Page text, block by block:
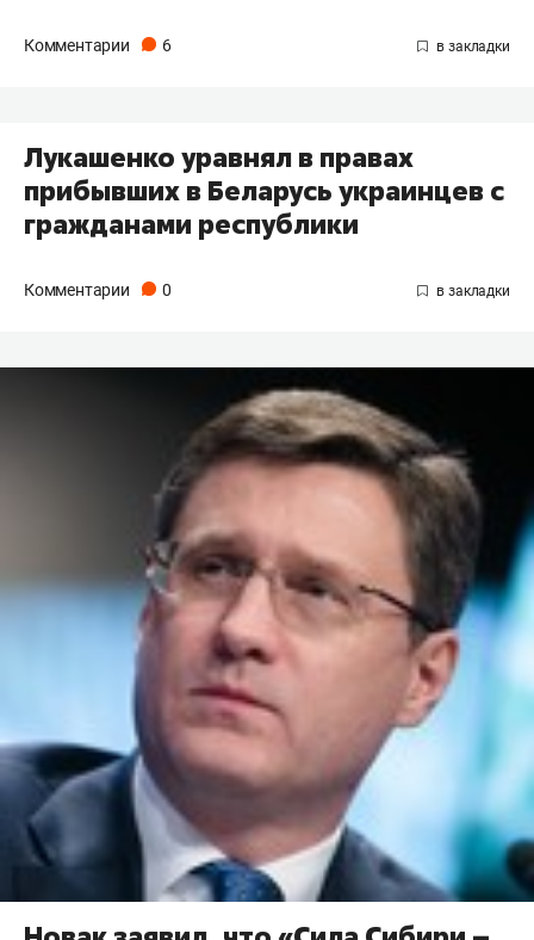
Комментарии 6
Лукашенко уравнял в правах
прибывших в Беларусь украинцев с
гражданами республики
Комментарии 0